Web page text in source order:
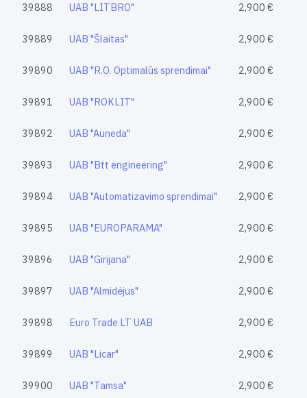
39888 UAB "LITBRO" 2,900 €
39889 UAB "Šlaitas" 2,900 €
39890 UAB "R.O. Optimalūs sprendimai" 2,900 €
39891 UAB "ROKLIT" 2,900 €
39892 UAB "Auneda" 2,900 €
39893 UAB "Btt engineering" 2,900 €
39894 UAB "Automatizavimo sprendimai" 2,900 €
39895 UAB "EUROPARAMA" 2,900 €
39896 UAB "Girijana" 2,900 €
39897 UAB "Almidėjus" 2,900 €
39898 Euro Trade LT UAB 2,900 €
39899 UAB "Licar" 2,900 €
39900 UAB "Tamsa" 2,900 €